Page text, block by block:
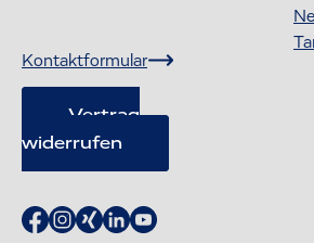
Kontaktformular
Vertrag
widerrufen